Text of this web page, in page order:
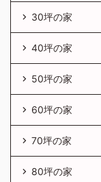
30坪の家
40坪の家
50坪の家
60坪の家
70坪の家
80坪の家